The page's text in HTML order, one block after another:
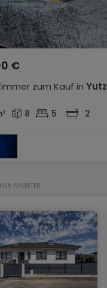
zum Kauf in Yutz
€
8 5 2
ANBIETER